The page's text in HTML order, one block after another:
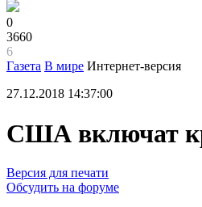
0
3660
6
Газета В мире Интернет-версия
27.12.2018 14:37:00
CША включат
Версия для печати
Обсудить на форуме